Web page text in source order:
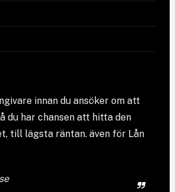
innan du ansöker om att
du har chansen att hitta den
till lägsta räntan. även för Lån